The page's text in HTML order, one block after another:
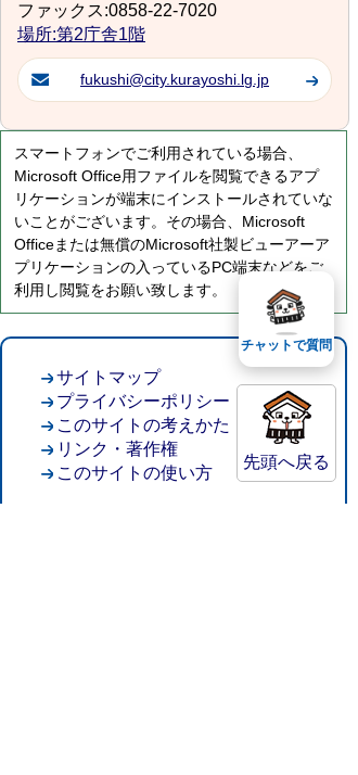
ファックス:0858-22-7020
場所:第2庁舎1階
fukushi@city.kurayoshi.lg.jp
スマートフォンでご利用されている場合、
Microsoft Office用ファイルを閲覧できるアプ
リケーションが端末にインストールされていな
いことがございます。その場合、Microsoft
Officeまたは無償のMicrosoft社製ビューアーア
プリケーションの入っているPC端末などをご
利用し閲覧をお願い致します。
先頭へ戻る
サイトマップ
プライバシーポリシー
このサイトの考えかた
リンク・著作権
このサイトの使い方
チャットで質問